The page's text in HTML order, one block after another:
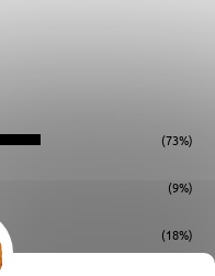
(73%)
(9%)
(18%)